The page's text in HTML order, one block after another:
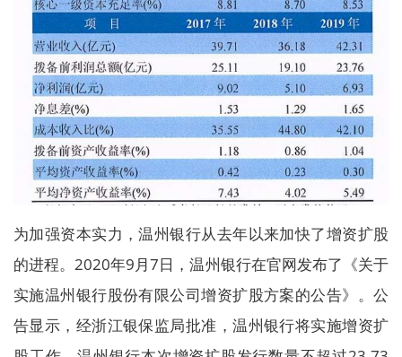
为加强资本实力，温州银行从去年以来加快了增资扩股
的进程。2020年9月7日，温州银行在官网发布了《关于
实施温州银行股份有限公司增资扩股方案的公告》。公
告显示，经浙江银保监局批准，温州银行将实施增资扩